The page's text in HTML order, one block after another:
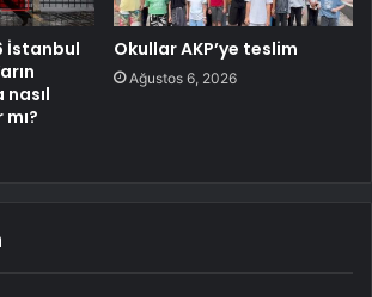
İstanbul
Okullar AKP’ye teslim
Ağustos 6, 2026